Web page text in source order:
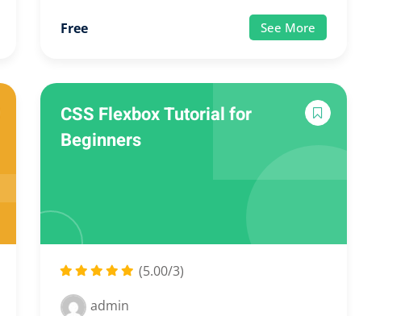
Free See More
CSS Flexbox Tutorial for
Beginners
(5.00/3)
admin